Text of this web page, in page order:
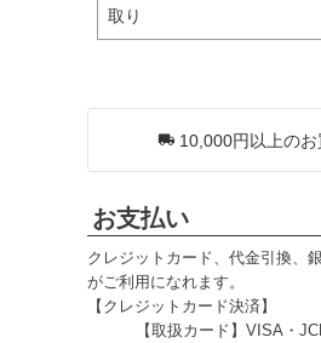
取り
10,000円以上の
お支払い
クレジットカード、代金引換、
がご利用になれます。
【クレジットカード決済】
【取扱カード】VISA・